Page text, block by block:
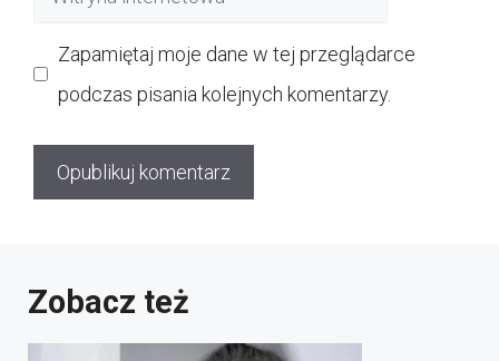
Zapamiętaj moje dane w tej przeglądarce
podczas pisania kolejnych komentarzy.
Zobacz też